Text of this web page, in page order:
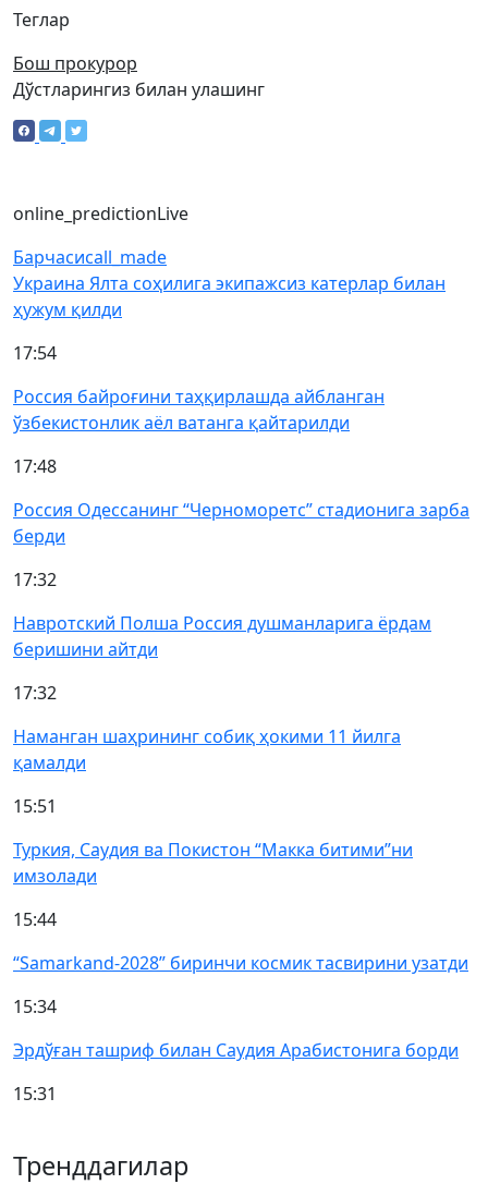
Теглар
Бош прокурор
Дўстларингиз билан улашинг
online_predictionLive
Барчасиcall_made
Украина Ялта соҳилига экипажсиз катерлар билан
ҳужум қилди
17:54
Россия байроғини таҳқирлашда айбланган
ўзбекистонлик аёл ватанга қайтарилди
17:48
Россия Одессанинг “Черноморетс” стадионига зарба
берди
17:32
Навротский Полша Россия душманларига ёрдам
беришини айтди
17:32
Наманган шаҳрининг собиқ ҳокими 11 йилга
қамалди
15:51
Туркия, Саудия ва Покистон “Макка битими”ни
имзолади
15:44
“Samarkand-2028” биринчи космик тасвирини узатди
15:34
Эрдўған ташриф билан Саудия Арабистонига борди
15:31
Тренддагилар